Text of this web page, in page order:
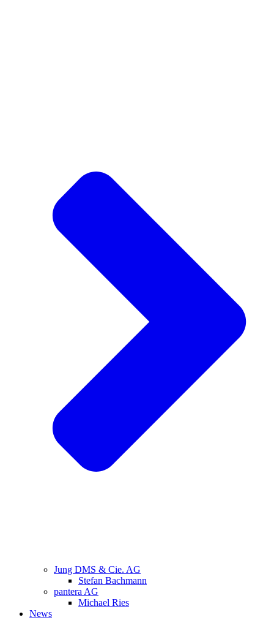
Jung DMS & Cie. AG
Stefan Bachmann
pantera AG
Michael Ries
News